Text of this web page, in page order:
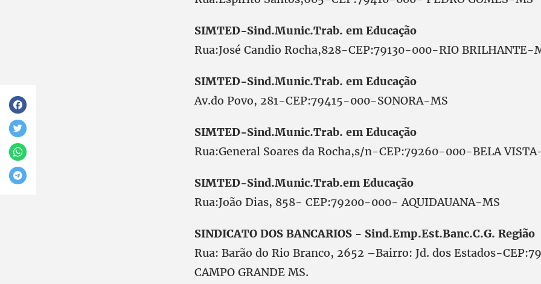
SIMTED-Sind.Munic.Trab. em Educação
Rua:José Candio Rocha,828-CEP:79130-000-RIO BRILHANTE-
SIMTED-Sind.Munic.Trab. em Educação
Av.do Povo, 281-CEP:79415-000-SONORA-MS
SIMTED-Sind.Munic.Trab. em Educação
Rua:General Soares da Rocha,s/n-CEP:79260-000-BELA
SIMTED-Sind.Munic.Trab.em Educação
Rua:João Dias, 858- CEP:79200-000- AQUIDAUANA-MS
SINDICATO DOS BANCARIOS - Sind.Emp.Est.Banc.C.G. Região
Rua: Barão do Rio Branco, 2652 –Bairro: Jd. dos Estados-
CAMPO GRANDE MS.